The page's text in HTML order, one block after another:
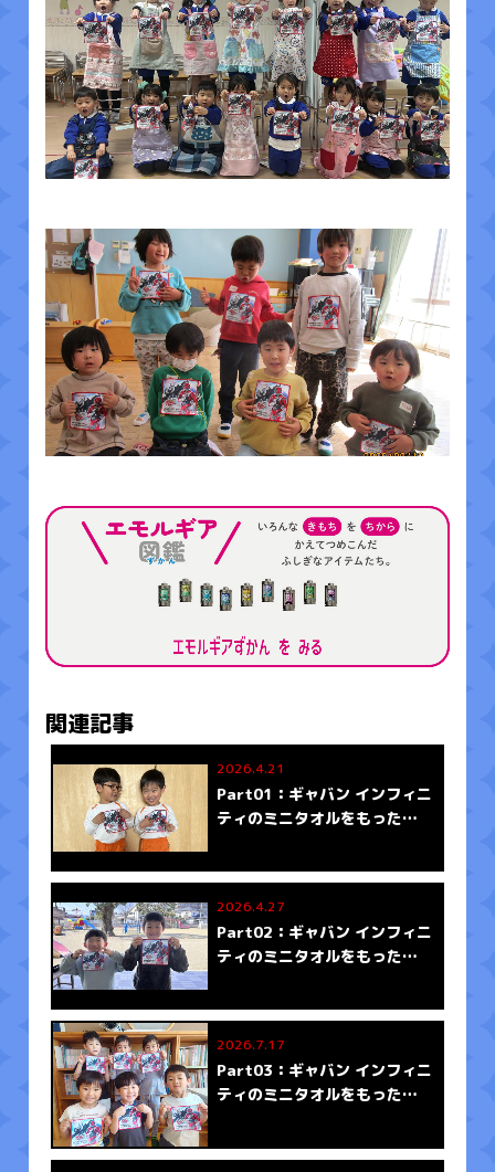
関連記事
2026.4.21
Part01：ギャバン インフィニ
ティのミニタオルをもったみ
2026.4.27
Part02：ギャバン インフィニ
ティのミニタオルをもったみ
2026.7.17
Part03：ギャバン インフィニ
ティのミニタオルをもったみ